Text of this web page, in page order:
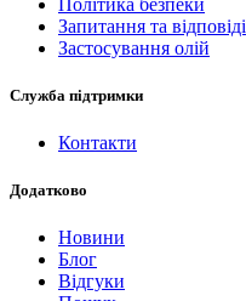
Запитання та відповіді
Застосування олій
Служба підтримки
Контакти
Додатково
Новини
Блог
Відгуки